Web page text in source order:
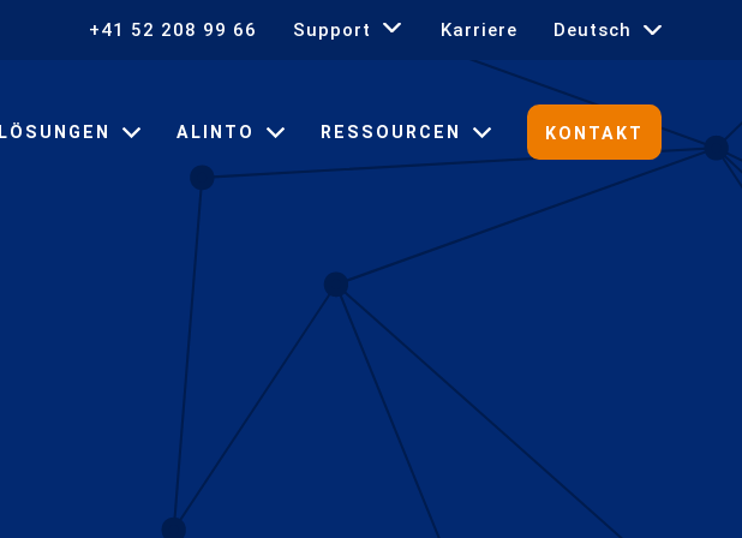
+41 52 208 99 66 Support Karriere Deutsch
English
Español
Français
LÖSUNGEN ALINTO RESSOURCEN KONTAKT